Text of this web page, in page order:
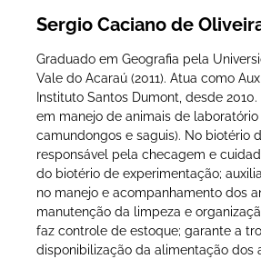
Sergio Caciano de
Graduado em Geografia pela
Vale do Acaraú (2011). Atua como
Instituto Santos Dumont, desde
em manejo de animais de laboratório
camundongos e saguis). No biotério
responsável pela checagem e
do biotério de experimentação;
no manejo e acompanhamento dos
manutenção da limpeza e
faz controle de estoque; garante a
disponibilização da alimentação dos